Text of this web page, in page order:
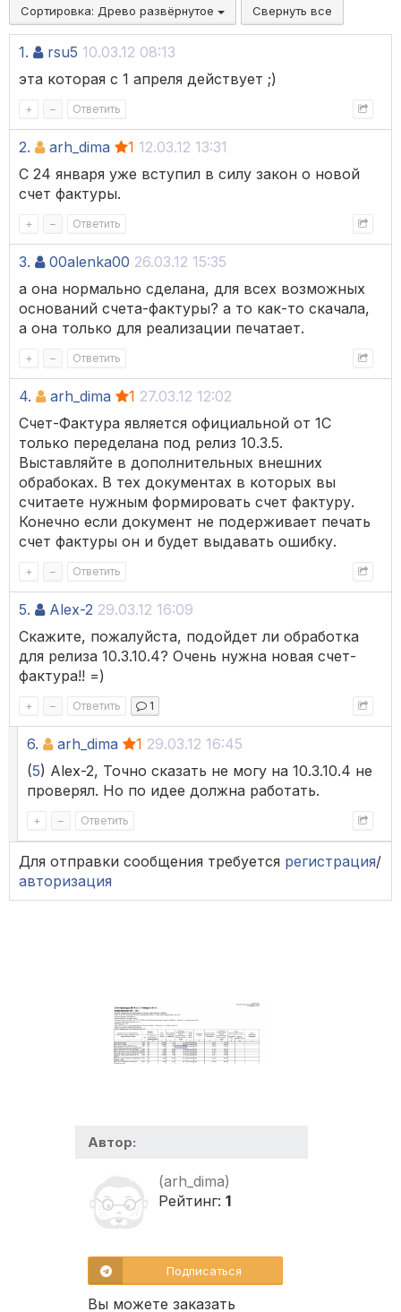
Сортировка: Древо развёрнутое Свернуть все
1. rsu5 10.03.12 08:13
эта которая с 1 апреля действует ;)
+ – Ответить
2. arh_dima 1 12.03.12 13:31
С 24 января уже вступил в силу закон о новой
счет фактуры.
+ – Ответить
3. 00alenka00 26.03.12 15:35
а она нормально сделана, для всех возможных
оснований счета-фактуры? а то как-то скачала,
а она только для реализации печатает.
+ – Ответить
4. arh_dima 1 27.03.12 12:02
Счет-Фактура является официальной от 1С
только переделана под релиз 10.3.5.
Выставляйте в дополнительных внешних
обрабоках. В тех документах в которых вы
считаете нужным формировать счет фактуру.
Конечно если документ не подерживает печать
счет фактуры он и будет выдавать ошибку.
+ – Ответить
5. Alex-2 29.03.12 16:09
Скажите, пожалуйста, подойдет ли обработка
для релиза 10.3.10.4? Очень нужна новая счет-
фактура!! =)
+ – Ответить 1
6. arh_dima 1 29.03.12 16:45
(5) Alex-2, Точно сказать не могу на 10.3.10.4 не
проверял. Но по идее должна работать.
+ – Ответить
Для отправки сообщения требуется регистрация/
авторизация
Автор:
(arh_dima)
Рейтинг: 1
Подписаться
Вы можете заказать